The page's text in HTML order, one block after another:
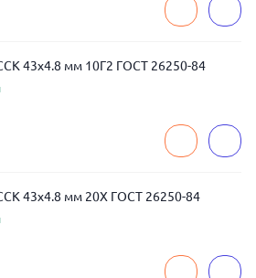
43x4.8 мм 10Г2 ГОСТ 26250-84
43x4.8 мм 20Х ГОСТ 26250-84